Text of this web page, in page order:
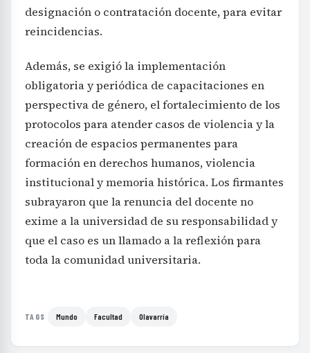
designación o contratación docente, para evitar
reincidencias.
Además, se exigió la implementación
obligatoria y periódica de capacitaciones en
perspectiva de género, el fortalecimiento de los
protocolos para atender casos de violencia y la
creación de espacios permanentes para
formación en derechos humanos, violencia
institucional y memoria histórica. Los firmantes
subrayaron que la renuncia del docente no
exime a la universidad de su responsabilidad y
que el caso es un llamado a la reflexión para
toda la comunidad universitaria.
TAGS Mundo Facultad Olavarría